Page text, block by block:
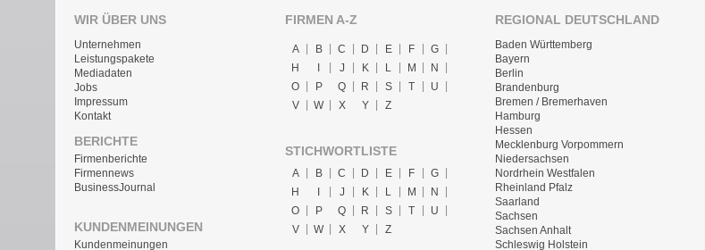
WIR ÜBER UNS
Unternehmen
Leistungspakete
Mediadaten
Jobs
Impressum
Kontakt
BERICHTE
Firmenberichte
Firmennews
BusinessJournal
KUNDENMEINUNGEN
Kundenmeinungen
FIRMEN A-Z
A B C D E F
G
H
J K L M
N
O
P Q R S T
U
V
W X Y Z
STICHWORTLISTE
A B C D E F
G
H
I J K L M
N
O
P Q R S T
U
V
W X Y Z
REGIONAL DEUTSCHLAND
Baden Württemberg
Bayern
Berlin
Brandenburg
Bremen / Bremerhaven
Hamburg
Hessen
Mecklenburg Vorpommern
Niedersachsen
Nordrhein Westfalen
Rheinland Pfalz
Saarland
Sachsen
Sachsen Anhalt
Schleswig Holstein